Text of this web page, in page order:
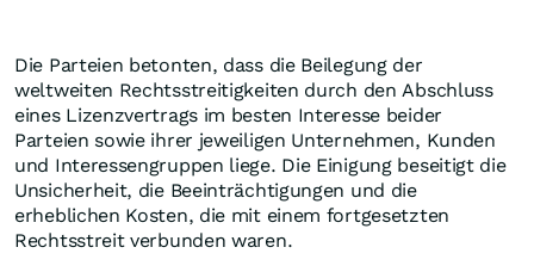
Die Parteien betonten, dass die Beilegung der
weltweiten Rechtsstreitigkeiten durch den Abschluss
eines Lizenzvertrags im besten Interesse beider
Parteien sowie ihrer jeweiligen Unternehmen, Kunden
und Interessengruppen liege. Die Einigung beseitigt die
Unsicherheit, die Beeinträchtigungen und die
erheblichen Kosten, die mit einem fortgesetzten
Rechtsstreit verbunden waren.